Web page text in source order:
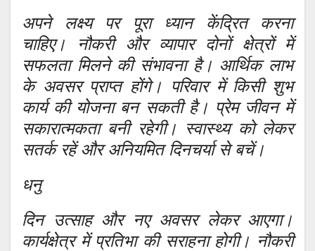
अपने लक्ष्य पर पूरा ध्यान केंद्रित करना
चाहिए। नौकरी और व्यापार दोनों क्षेत्रों में
सफलता मिलने की संभावना है। आर्थिक लाभ
के अवसर प्राप्त होंगे। परिवार में किसी शुभ
कार्य की योजना बन सकती है। प्रेम जीवन में
सकारात्मकता बनी रहेगी। स्वास्थ्य को लेकर
सतर्क रहें और अनियमित दिनचर्या से बचें।
धनु
दिन उत्साह और नए अवसर लेकर आएगा।
कार्यक्षेत्र में प्रतिभा की सराहना होगी। नौकरी